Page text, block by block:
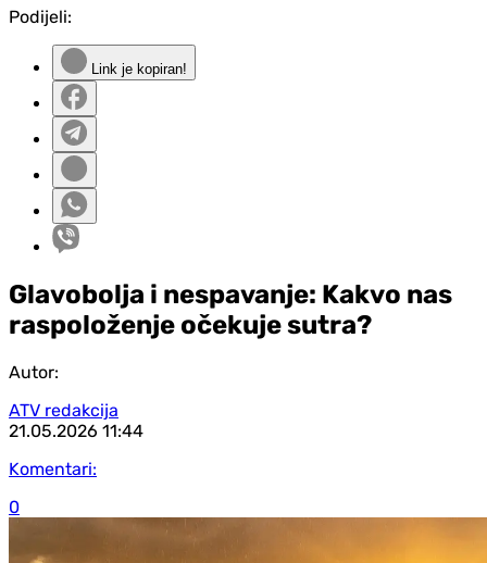
Podijeli:
Link je kopiran!
Glavobolja i nespavanje: Kakvo nas
raspoloženje očekuje sutra?
Autor:
ATV redakcija
21.05.2026 11:44
Komentari:
0